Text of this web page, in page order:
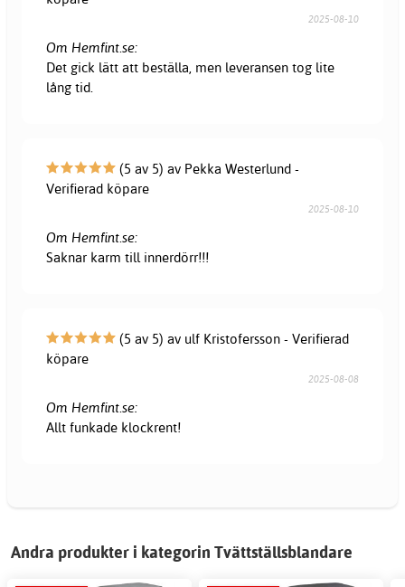
2025-08-10
Om Hemfint.se:
Det gick lätt att beställa, men leveransen tog lite
lång tid.
(5 av 5) av Pekka Westerlund -
Verifierad köpare
2025-08-10
Om Hemfint.se:
Saknar karm till innerdörr!!!
(5 av 5) av ulf Kristofersson - Verifierad
köpare
2025-08-08
Om Hemfint.se:
Allt funkade klockrent!
Andra produkter i kategorin Tvättställsblandare